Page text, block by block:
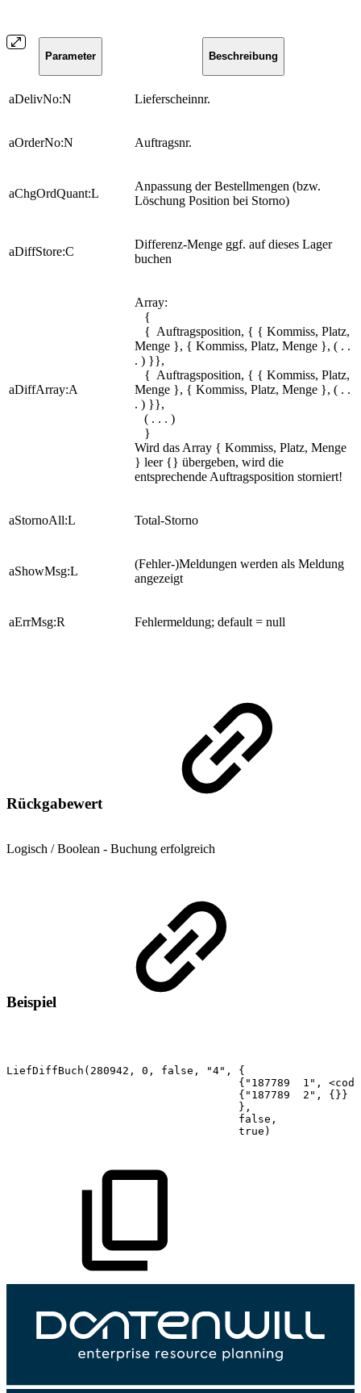
Parameter Beschreibung
aDelivNo:N Lieferscheinnr.
aOrderNo:N Auftragsnr.
aChgOrdQuant:L
Anpassung der Bestellmengen (bzw.
Löschung Position bei Storno)
aDiffStore:C
Differenz-Menge ggf. auf dieses Lager
buchen
aDiffArray:A
Array:
{
{ Auftragsposition, { { Kommiss, Platz,
Menge }, { Kommiss, Platz, Menge }, ( . .
. ) }},
{ Auftragsposition, { { Kommiss, Platz,
Menge }, { Kommiss, Platz, Menge }, ( . .
. ) }},
( . . . )
}
Wird das Array { Kommiss, Platz, Menge
} leer {} übergeben, wird die
entsprechende Auftragsposition storniert!
aStornoAll:L Total-Storno
aShowMsg:L
(Fehler-)Meldungen werden als Meldung
angezeigt
aErrMsg:R Fehlermeldung; default = null
Rückgabewert
Logisch / Boolean - Buchung erfolgreich
Beispiel
LiefDiffBuch(280942, 0, false, "4",
{
{"187789
1",
{"187789
2",
{}}
},
false,
true)